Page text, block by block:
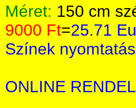
Méret: 150 cm
9000 Ft=25.71
Színek
ONLINE